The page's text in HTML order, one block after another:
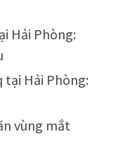
Hải Phòng:
Hải Phòng:
vùng mắt